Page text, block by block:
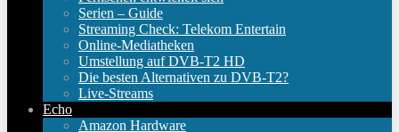
Serien – Guide
Streaming Check: Telekom Entertain
Online-Mediatheken
Umstellung auf DVB-T2 HD
Die besten Alternativen zu DVB-T2?
Live-Streams
Echo
Amazon Hardware